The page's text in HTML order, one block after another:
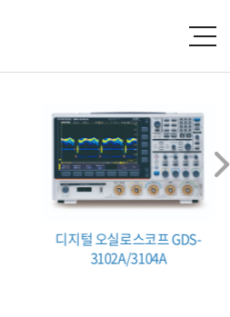
디지털 오실로스코프 GDS-
3102A/3104A